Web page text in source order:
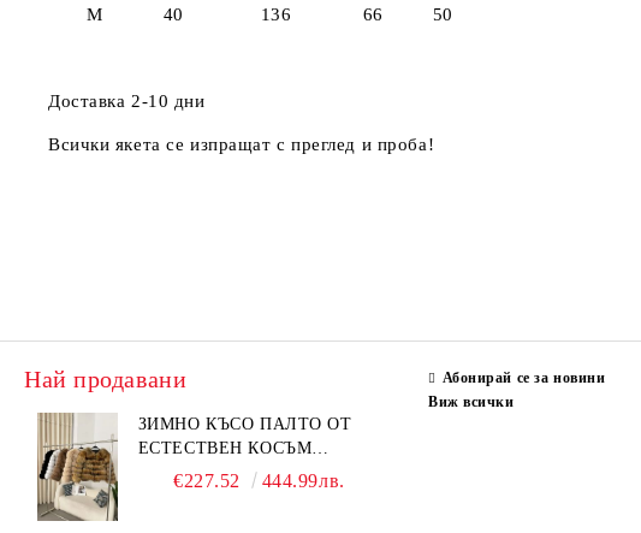
M 40 136 66 50
Доставка 2-10 дни
Всички якета се изпращат с преглед и проба!
Най продавани
ЗИМНО КЪСО ПАЛТО ОТ
ЕСТЕСТВЕН КОСЪМ
ЛИСИЦА
€227.52 444.99лв.
Абонирай се за новини
Виж всички